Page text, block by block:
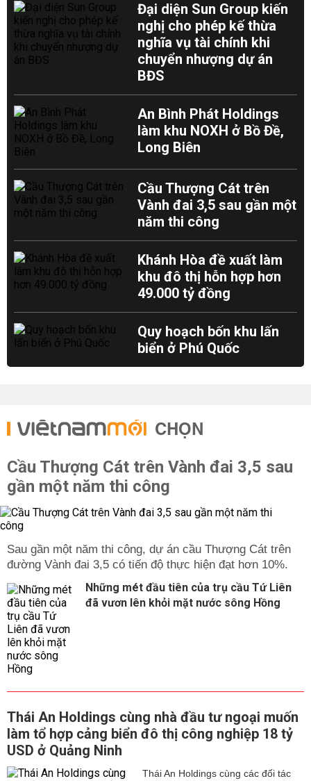
Đại diện Sun Group kiến
nghị cho phép kế thừa
nghĩa vụ tài chính khi
chuyển nhượng dự án
BĐS
An Bình Phát Holdings
làm khu NOXH ở Bồ Đề,
Long Biên
Cầu Thượng Cát trên
Vành đai 3,5 sau gần một
năm thi công
Khánh Hòa đề xuất làm
khu đô thị hỗn hợp hơn
49.000 tỷ đồng
Quy hoạch bốn khu lấn
biển ở Phú Quốc
CHỌN
Cầu Thượng Cát trên Vành đai 3,5 sau
gần một năm thi công
Sau gần một năm thi công, dự án cầu Thượng Cát trên
đường Vành đai 3,5 có tiến độ thực hiện đạt hơn 10%.
Những mét đầu tiên của trụ cầu Tứ Liên
đã vươn lên khỏi mặt nước sông Hồng
Thái An Holdings cùng nhà đầu tư ngoại muốn
làm tổ hợp cảng biển đô thị công nghiệp 18 tỷ
USD ở Quảng Ninh
Thái An Holdings cùng các đối tác